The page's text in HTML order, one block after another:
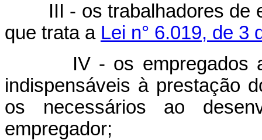
III - os trabalhadores de
que trata a Lei n° 6.019, de 3
IV - os empregados
indispensáveis à prestação
os necessários ao
empregador;